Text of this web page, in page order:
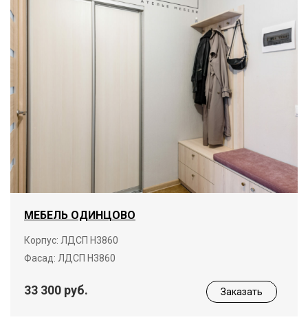
МЕБЕЛЬ ОДИНЦОВО
Корпус: ЛДСП H3860
Фасад: ЛДСП H3860
33 300 руб. Заказать